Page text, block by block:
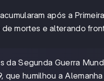
após a
mortes e alterando
da Segunda Guerra
que humilhou a